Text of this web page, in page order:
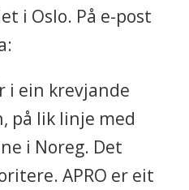
i Oslo. På e-post
i ein krevjande
på lik linje med
i Noreg. Det
APRO er eit